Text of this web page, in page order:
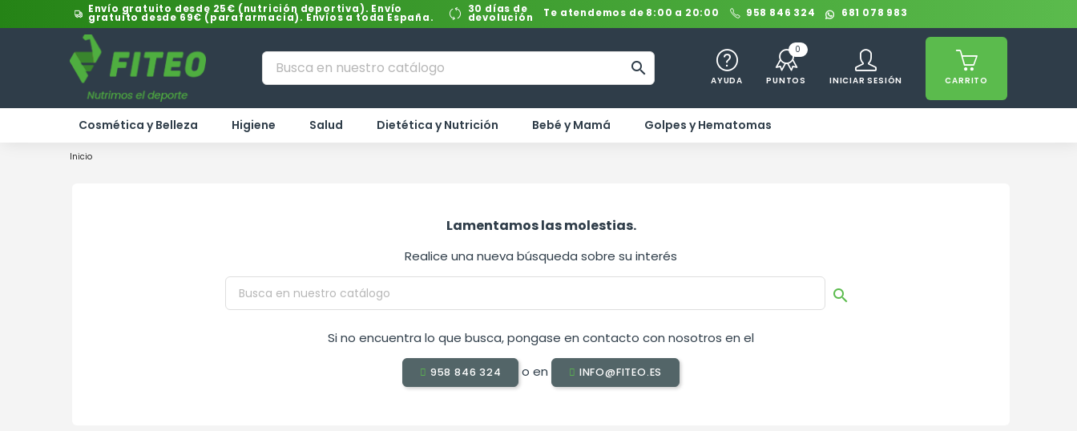
Envío gratuito desde 25€ (nutrición deportiva). Envío
gratuito desde 69€ (parafarmacia). Envíos a toda España.
30 días de
devolución Te atendemos de 8:00 a 20:00 958 846 324 681 078 983

AYUDA
0
PUNTOS INICIAR SESIÓN CARRITO
Cosmética y Belleza Higiene Salud Dietética y Nutrición Bebé y Mamá Golpes y Hematomas
Inicio
Lamentamos las molestias.
Realice una nueva búsqueda sobre su interés

Si no encuentra lo que busca, pongase en contacto con nosotros en el
958 846 324 o en INFO@FITEO.ES